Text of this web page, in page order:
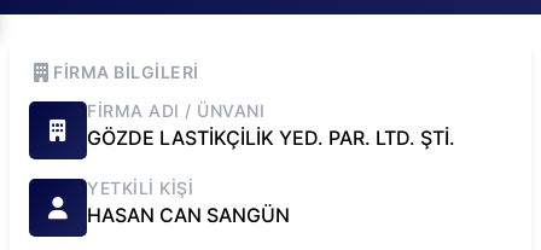
FIRMA BILGILERI
FIRMA ADI / ÜNVANI
GÖZDE LASTİKÇİLİK YED. PAR. LTD. ŞTİ.
YETKILI KIŞI
HASAN CAN SANGÜN